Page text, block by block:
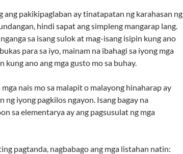
ang pakikipaglaban ay tinatapatan ng karahasan ng
hindi sapat ang simpleng mangarap lang.
sa isang sulok at mag-isang isipin kung ano
para sa iyo, mainam na ibahagi sa iyong mga
kung ano ang mga gusto mo sa buhay.
nais mo sa malapit o malayong hinaharap ay
ng iyong pagkilos ngayon. Isang bagay na
sa elementarya ay ang pagsusulat ng mga
pagtanda, nagbabago ang mga listahan natin: